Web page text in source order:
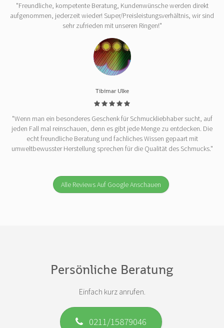
"Freundliche, kompetente Beratung, Kundenwünsche werden direkt
aufgenommen, jederzeit wieder! Super/Preisleistungsverhältnis, wir sind
sehr zufrieden mit unseren Ringen!"
Tibimar Ulke
"Wenn man ein besonderes Geschenk für Schmuckliebhaber sucht, auf
jeden Fall mal reinschauen, denn es gibt jede Menge zu entdecken. Die
echt freundliche Beratung und fachliches Wissen gepaart mit
umweltbewusster Herstellung sprechen für die Qualität des Schmucks."
Alle Reviews Auf Google Anschauen
Persönliche Beratung
Einfach kurz anrufen.
0211/15879046